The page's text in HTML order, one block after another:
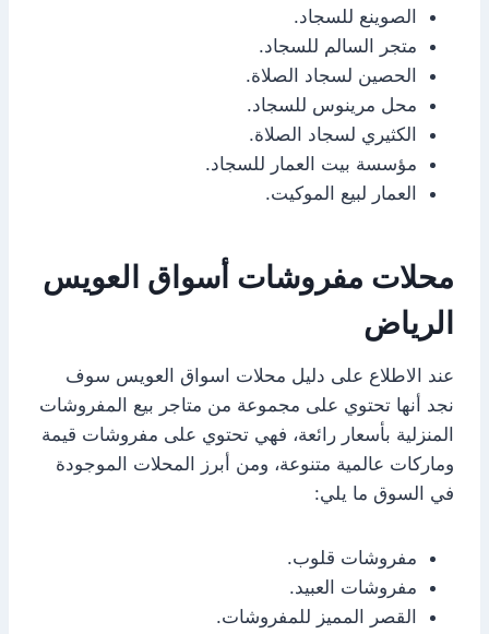
الصوينع للسجاد.
متجر السالم للسجاد.
الحصين لسجاد الصلاة.
محل مرينوس للسجاد.
الكثيري لسجاد الصلاة.
مؤسسة بيت العمار للسجاد.
العمار لبيع الموكيت.
محلات مفروشات أسواق العويس
الرياض
عند الاطلاع على دليل محلات اسواق العويس سوف
نجد أنها تحتوي على مجموعة من متاجر بيع المفروشات
المنزلية بأسعار رائعة، فهي تحتوي على مفروشات قيمة
وماركات عالمية متنوعة، ومن أبرز المحلات الموجودة
في السوق ما يلي:
مفروشات قلوب.
مفروشات العبيد.
القصر المميز للمفروشات.